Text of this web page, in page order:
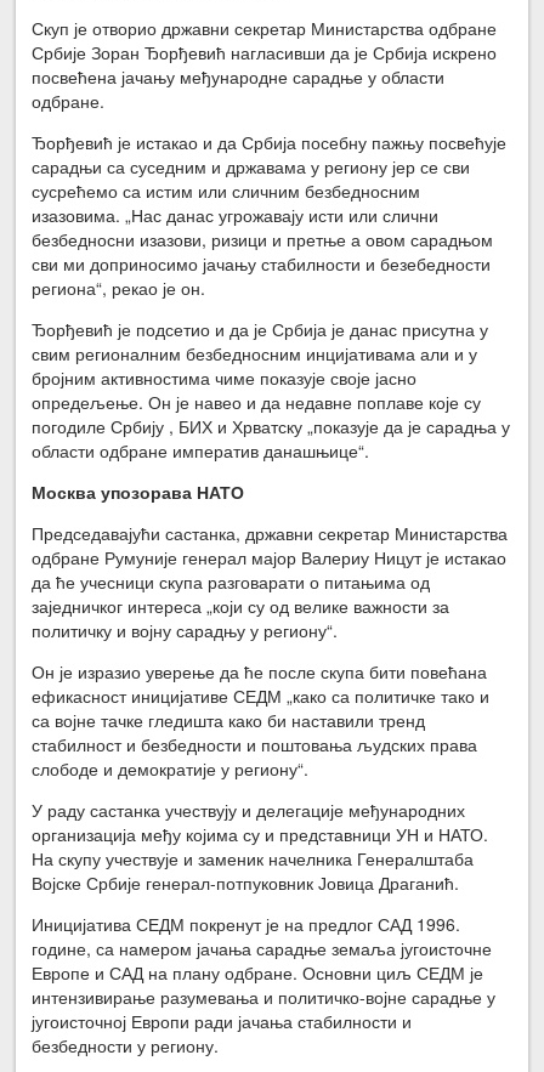
Скуп је отворио државни секретар Министарства одбране
Србије Зоран Ђорђевић нагласивши да је Србија искрено
посвећена јачању међународне сарадње у области
одбране.
Ђорђевић је истакао и да Србија посебну пажњу посвећује
сарадњи са суседним и државама у региону јер се сви
сусрећемо са истим или сличним безбедносним
изазовима. „Нас данас угрожавају исти или слични
безбедносни изазови, ризици и претње а овом сарадњом
сви ми доприносимо јачању стабилности и безебедности
региона“, рекао је он.
Ђорђевић је подсетио и да је Србија је данас присутна у
свим регионалним безбедносним инцијативама али и у
бројним активностима чиме показује своје јасно
опредељење. Он је навео и да недавне поплаве које су
погодиле Србију , БИХ и Хрватску „показује да је сарадња у
области одбране императив данашњице“.
Москва упозорава НАТО
Председавајући састанка, државни секретар Министарства
одбране Румуније генерал мајор Валериу Ницут је истакао
да ће учесници скупа разговарати о питањима од
заједничког интереса „који су од велике важности за
политичку и војну сарадњу у региону“.
Он је изразио уверење да ће после скупа бити повећана
ефикасност иницијативе СЕДМ „како са политичке тако и
са војне тачке гледишта како би наставили тренд
стабилност и безбедности и поштовања људских права
слободе и демократије у региону“.
У раду састанка учествују и делегације међународних
организација међу којима су и представници УН и НАТО.
На скупу учествује и заменик начелника Генералштаба
Војске Србије генерал-потпуковник Јовица Драганић.
Иницијатива СЕДМ покренут је на предлог САД 1996.
године, са намером јачања сарадње земаља југоисточне
Европе и САД на плану одбране. Основни циљ СЕДМ је
интензивирање разумевања и политичко-војне сарадње у
југоисточној Европи ради јачања стабилности и
безбедности у региону.